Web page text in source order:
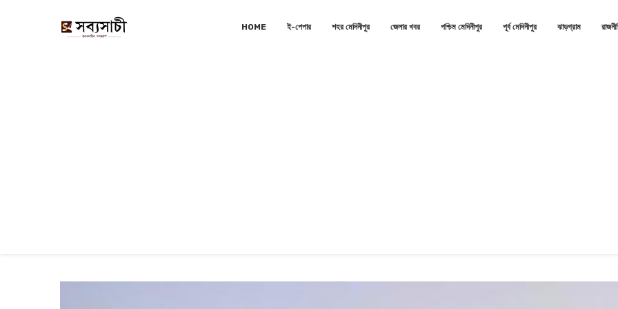
HOME ই-পেপার শহর মেদিনীপুর জেলার খবর পশ্চিম মেদিনীপুর পূর্ব মেদিনীপুর ঝাড়গ্রাম